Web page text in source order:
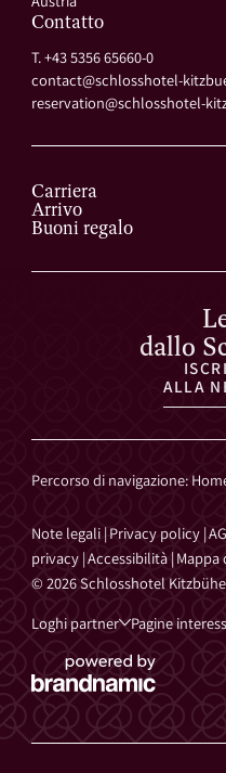
Contatto
T. +43 5356 65660-0
contact@schlosshotel-
reservation@schlosshotel-
Carriera
Arrivo
Buoni regalo
dallo
ALLA
Percorso di navigazione:
Note legali | Privacy policy |
privacy |Accessibilità | Mappa
© 2026 Schlosshotel
Loghi partner
Pagine